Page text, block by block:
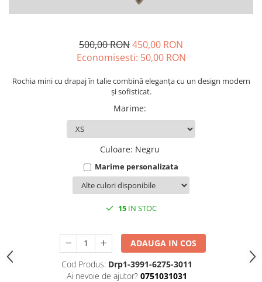
500,00 RON450,00 RON
Economisesti: 50,00 RON
Rochia mini cu drapaj în talie combină eleganța cu un design modern
și sofisticat.
Marime:
Culoare: Negru
Marime personalizata
15IN STOC
ADAUGA IN COS
Cod Produs: Drp1-3991-6275-3011
Ai nevoie de ajutor? 0751031031